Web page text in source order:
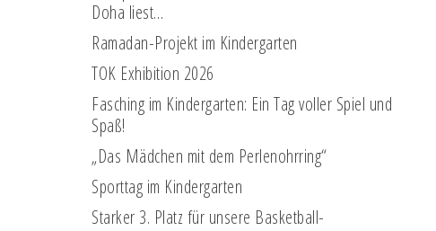
Doha liest…
Ramadan-Projekt im Kindergarten
TOK Exhibition 2026
Fasching im Kindergarten: Ein Tag voller Spiel und
Spaß!
„Das Mädchen mit dem Perlenohrring“
Sporttag im Kindergarten
Starker 3. Platz für unsere Basketball-